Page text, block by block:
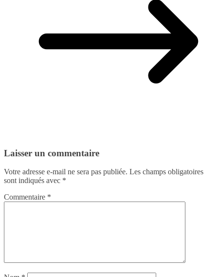
Laisser un commentaire
Votre adresse e-mail ne sera pas publiée. Les champs obligatoires
sont indiqués avec *
Commentaire *